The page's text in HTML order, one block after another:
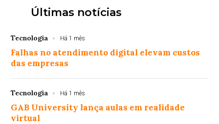
Últimas notícias
Tecnologia Há 1 mês
Falhas no atendimento digital elevam custos
das empresas
Tecnologia Há 1 mês
GAB University lança aulas em realidade
virtual